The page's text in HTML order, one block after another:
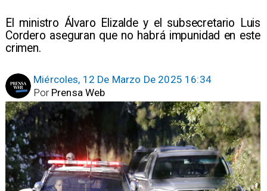
El ministro Álvaro Elizalde y el subsecretario Luis
Cordero aseguran que no habrá impunidad en este
crimen.
Miércoles, 12 De Marzo De 2025 16:34
Prensa Web
Por